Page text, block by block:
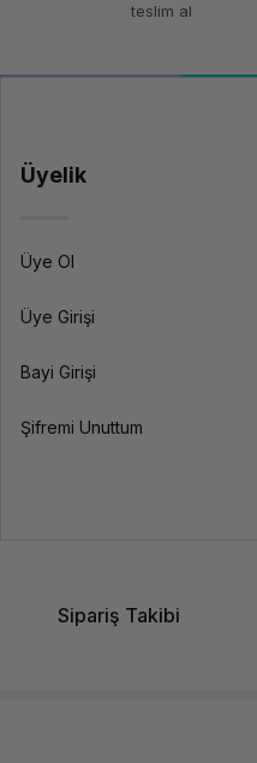
teslim al
Üyelik
Üye Ol
Üye Girişi
Bayi Girişi
Şifremi Unuttum
Sipariş Takibi